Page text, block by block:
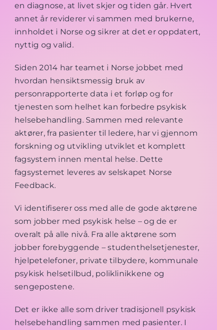
en diagnose, at livet skjer og tiden går. Hvert
annet år reviderer vi sammen med brukerne,
innholdet i Norse og sikrer at det er oppdatert,
nyttig og valid.
Siden 2014 har teamet i Norse jobbet med
hvordan hensiktsmessig bruk av
personrapporterte data i et forløp og for
tjenesten som helhet kan forbedre psykisk
helsebehandling. Sammen med relevante
aktører, fra pasienter til ledere, har vi gjennom
forskning og utvikling utviklet et komplett
fagsystem innen mental helse. Dette
fagsystemet leveres av selskapet Norse
Feedback.
Vi identifiserer oss med alle de gode aktørene
som jobber med psykisk helse – og de er
overalt på alle nivå. Fra alle aktørene som
jobber forebyggende – studenthelsetjenester,
hjelpetelefoner, private tilbydere, kommunale
psykisk helsetilbud, poliklinikkene og
sengepostene.
Det er ikke alle som driver tradisjonell psykisk
helsebehandling sammen med pasienter. I